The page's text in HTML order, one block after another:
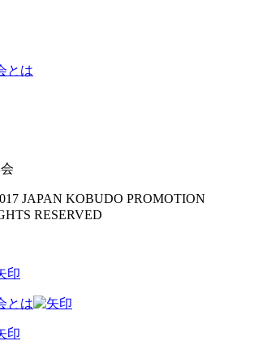
とは
JAPAN KOBUDO PROMOTION
RESERVED
とは